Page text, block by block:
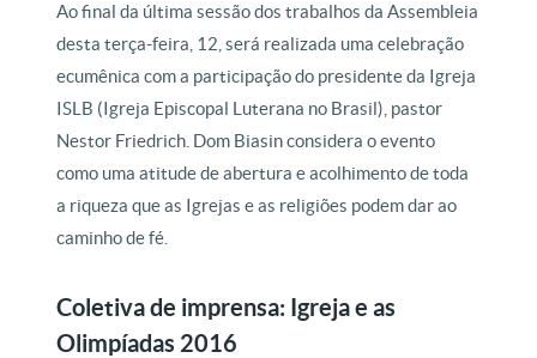
Ao final da última sessão dos trabalhos da Assembleia
desta terça-feira, 12, será realizada uma celebração
ecumênica com a participação do presidente da Igreja
ISLB (Igreja Episcopal Luterana no Brasil), pastor
Nestor Friedrich. Dom Biasin considera o evento
como uma atitude de abertura e acolhimento de toda
a riqueza que as Igrejas e as religiões podem dar ao
caminho de fé.
Coletiva de imprensa: Igreja e as
Olimpíadas 2016